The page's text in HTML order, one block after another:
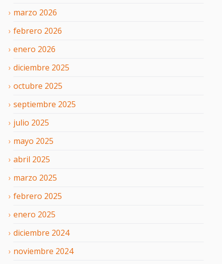
marzo 2026
febrero 2026
enero 2026
diciembre 2025
octubre 2025
septiembre 2025
julio 2025
mayo 2025
abril 2025
marzo 2025
febrero 2025
enero 2025
diciembre 2024
noviembre 2024